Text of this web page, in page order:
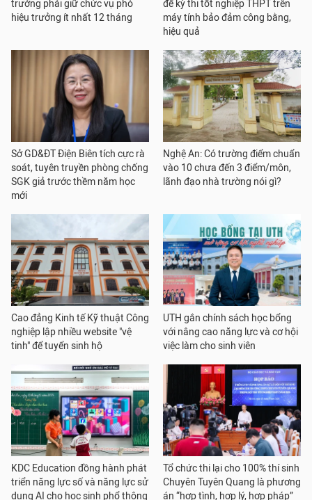
trưởng phải giữ chức vụ phó
hiệu trưởng ít nhất 12 tháng
để kỳ thi tốt nghiệp THPT trên
máy tính bảo đảm công bằng,
hiệu quả
Sở GD&ĐT Điện Biên tích cực rà
soát, tuyên truyền phòng chống
SGK giả trước thềm năm học
mới
Nghệ An: Có trường điểm chuẩn
vào 10 chưa đến 3 điểm/môn,
lãnh đạo nhà trường nói gì?
Cao đẳng Kinh tế Kỹ thuật Công
nghiệp lập nhiều website "vệ
tinh" để tuyển sinh hộ
UTH gắn chính sách học bổng
với nâng cao năng lực và cơ hội
việc làm cho sinh viên
KDC Education đồng hành phát
triển năng lực số và năng lực sử
dụng AI cho học sinh phổ thông
Tổ chức thi lại cho 100% thí sinh
Chuyên Tuyên Quang là phương
án “hợp tình, hợp lý, hợp pháp”